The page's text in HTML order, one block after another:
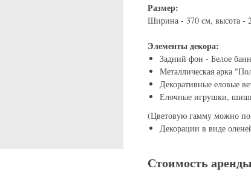
Размер:
Ширина - 370 см, высота -
Элементы декора:
Задний фон - Белое
Металлическая арка
Декоративные еловые
Елочные игрушки,
(Цветовую гамму можно
Декорации в виде
Стоимость